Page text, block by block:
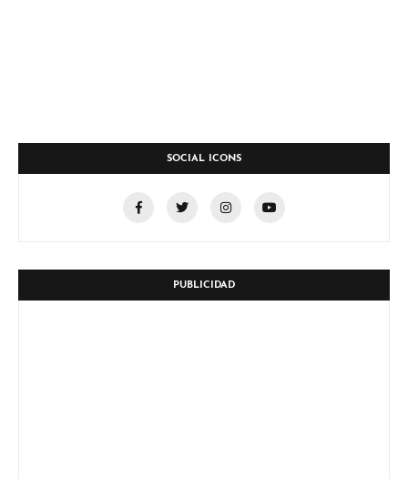
SOCIAL ICONS
PUBLICIDAD